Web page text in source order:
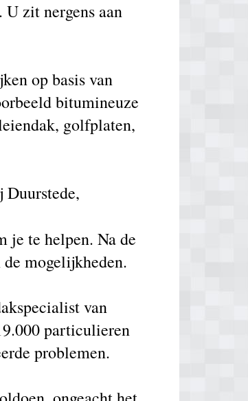
zit nergens aan
op basis van
bitumineuze
golfplaten,
je te helpen. Na de
mogelijkheden.
van
particulieren
problemen.